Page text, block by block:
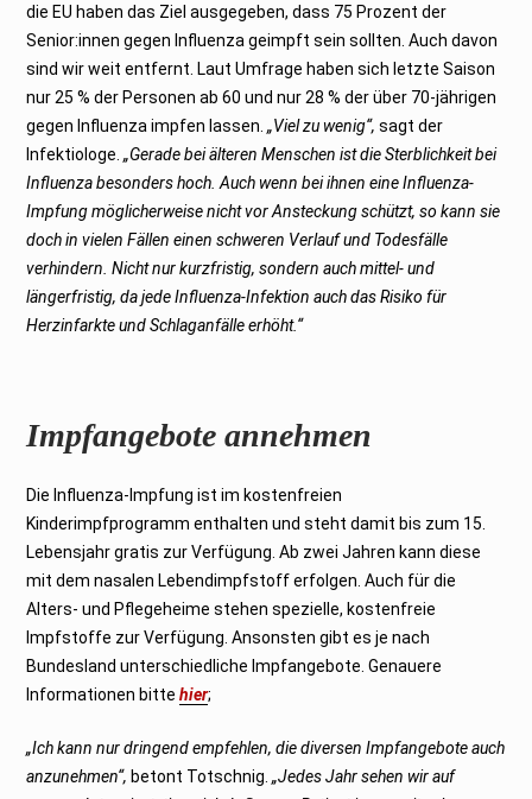
die EU haben das Ziel ausgegeben, dass 75 Prozent der
Senior:innen gegen Influenza geimpft sein sollten. Auch davon
sind wir weit entfernt. Laut Umfrage haben sich letzte Saison
nur 25 % der Personen ab 60 und nur 28 % der über 70-jährigen
gegen Influenza impfen lassen.„Viel zu wenig“, sagt der
Infektiologe.„Gerade bei älteren Menschen ist die Sterblichkeit bei
Influenza besonders hoch. Auch wenn bei ihnen eine Influenza-
Impfung möglicherweise nicht vor Ansteckung schützt, so kann sie
doch in vielen Fällen einen schweren Verlauf und Todesfälle
verhindern. Nicht nur kurzfristig, sondern auch mittel- und
längerfristig, da jede Influenza-Infektion auch das Risiko für
Herzinfarkte und Schlaganfälle erhöht.“
Impfangebote annehmen
Die Influenza-Impfung ist im kostenfreien
Kinderimpfprogramm enthalten und steht damit bis zum 15.
Lebensjahr gratis zur Verfügung. Ab zwei Jahren kann diese
mit dem nasalen Lebendimpfstoff erfolgen. Auch für die
Alters- und Pflegeheime stehen spezielle, kostenfreie
Impfstoffe zur Verfügung. Ansonsten gibt es je nach
Bundesland unterschiedliche Impfangebote. Genauere
Informationen bittehier;
„Ich kann nur dringend empfehlen, die diversen Impfangebote auch
anzunehmen“, betont Totschnig.„Jedes Jahr sehen wir auf